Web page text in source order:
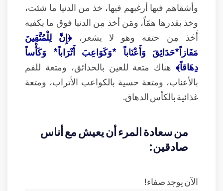
وأشقاهم فيها أرغبهم فيها، خذ من الدنيا ما شئت،
وخذ بقدرها همّاً، ومَن أخذ مِن الدنيا فوق ما يكفيه
أَخَذ مِن حتفه وهو لا يشعر، ﴿إِنَّ لِلْمُتَّقِينَ
مَفَازاً*حَدَائِقَ وَأَعْنَاباً *وَكَوَاعِبَ أَتْرَاباً* وَكَأْساً
دِهَاقاً﴾ هناك متعة للعين بالحدائق، ومتعة للفم
بالأعناب، ومتعة حسية بالكواعب الأتراب، ومتعة
غذائية بالكأس الدهاق.
من سعادة المرء أن يعيش مع أناس
صادقين:
الآن يوجد صفاء!